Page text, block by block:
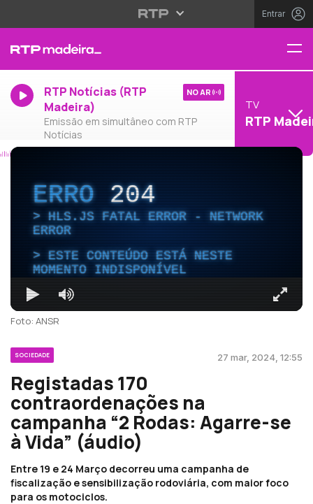
Entrar
RTP Notícias (RTP
Madeira)
Emissão em simultâneo com RTP
Notícias
NO AR
TV
RTP
ERRO204
HLS.JS FATAL ERROR - NETWORK
ERROR
ESTE CONTEÚDO ESTÁ NESTE
MOMENTO INDISPONÍVEL
Foto: ANSR
SOCIEDADE 27 mar, 2024, 12:55
Registadas 170
contraordenações na
campanha “2 Rodas: Agarre-se
à Vida” (áudio)
Entre 19 e 24 Março decorreu uma campanha de
fiscalização e sensibilização rodoviária, com maior foco
para os motociclos.